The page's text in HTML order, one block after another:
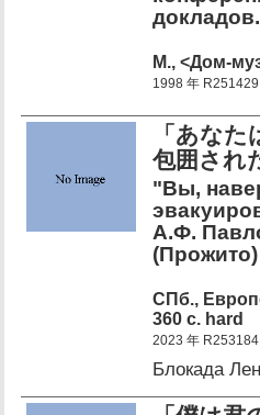
М., <Дом-
1998 年 R251429
「あな
包囲され
"Вы,
А.Ф.
(Прожито)
СПб.,
360 c. hard
2023 年 R253184
Блокада